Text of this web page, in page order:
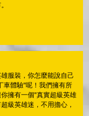
服裝，你怎麼能說自己
車體驗"呢！我們擁有所
擁有一個"真實超級英雄
級英雄迷，不用擔心，